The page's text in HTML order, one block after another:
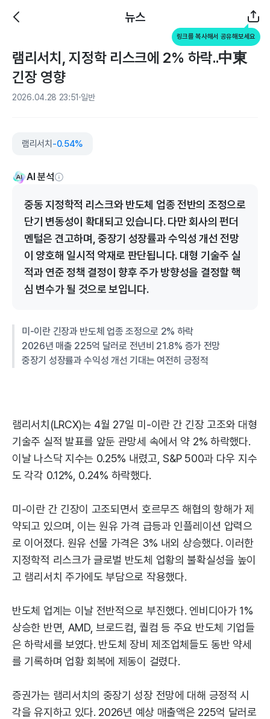
뉴스
링크를 복사해서 공유해보세요
램리서치, 지정학 리스크에 2% 하락..中東
긴장 영향
2026.04.28 23:51 일반
램리서치 -0.54%
AI 분석
중동 지정학적 리스크와 반도체 업종 전반의 조정으로
단기 변동성이 확대되고 있습니다. 다만 회사의 펀더
멘털은 견고하며, 중장기 성장률과 수익성 개선 전망
이 양호해 일시적 악재로 판단됩니다. 대형 기술주 실
적과 연준 정책 결정이 향후 주가 방향성을 결정할 핵
심 변수가 될 것으로 보입니다.
미-이란 긴장과 반도체 업종 조정으로 2% 하락
2026년 매출 225억 달러로 전년비 21.8% 증가 전망
중장기 성장률과 수익성 개선 기대는 여전히 긍정적
램리서치(LRCX)는 4월 27일 미-이란 간 긴장 고조와 대형
기술주 실적 발표를 앞둔 관망세 속에서 약 2% 하락했다.
이날 나스닥 지수는 0.25% 내렸고, S&P 500과 다우 지수
도 각각 0.12%, 0.24% 하락했다.
미-이란 간 긴장이 고조되면서 호르무즈 해협의 항해가 제
약되고 있으며, 이는 원유 가격 급등과 인플레이션 압력으
로 이어졌다. 원유 선물 가격은 3% 내외 상승했다. 이러한
지정학적 리스크가 글로벌 반도체 업황의 불확실성을 높이
고 램리서치 주가에도 부담으로 작용했다.
반도체 업계는 이날 전반적으로 부진했다. 엔비디아가 1%
상승한 반면, AMD, 브로드컴, 퀄컴 등 주요 반도체 기업들
은 하락세를 보였다. 반도체 장비 제조업체들도 동반 약세
를 기록하며 업황 회복에 제동이 걸렸다.
증권가는 램리서치의 중장기 성장 전망에 대해 긍정적 시
각을 유지하고 있다. 2026년 예상 매출액은 225억 달러로